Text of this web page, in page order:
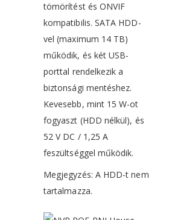
tömörítést és ONVIF
kompatibilis. SATA HDD-
vel (maximum 14 TB)
működik, és két USB-
porttal rendelkezik a
biztonsági mentéshez.
Kevesebb, mint 15 W-ot
fogyaszt (HDD nélkül), és
52 V DC / 1,25 A
feszültséggel működik.
Megjegyzés: A HDD-t nem
tartalmazza.